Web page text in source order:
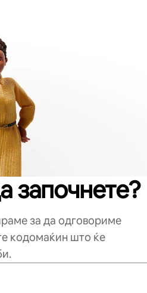
започнете?
за да одговориме
кодомаќин што ќе